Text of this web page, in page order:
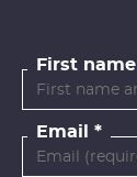
First
Email